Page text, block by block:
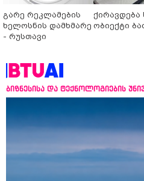
გარე რეკლამების
ხელოსნის დამხმარე
- რუსთავი
ქირავდება
ობიექტი
ბიზნესისა და ტექნოლოგიების